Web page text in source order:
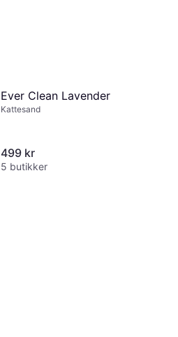
Ever Clean Lavender
Kattesand
499 kr
5 butikker